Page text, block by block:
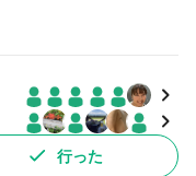
行った